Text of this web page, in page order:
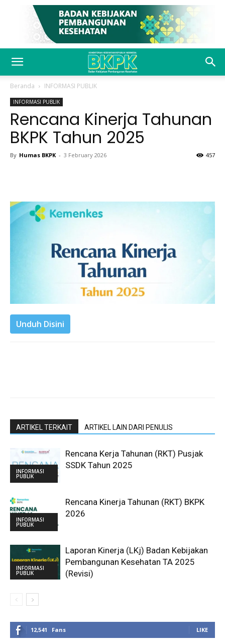
Beranda INFORMASI PUBLIK
INFORMASI PUBLIK
Rencana Kinerja Tahunan
BKPK Tahun 2025
By Humas BKPK - 3 February 2026 457
Unduh Disini
ARTIKEL TERKAIT ARTIKEL LAIN DARI PENULIS
INFORMASI
PUBLIK
Rencana Kerja Tahunan (RKT) Pusjak
SSDK Tahun 2025
INFORMASI
PUBLIK
Rencana Kinerja Tahunan (RKT) BKPK
2026
INFORMASI
PUBLIK
Laporan Kinerja (LKj) Badan Kebijakan
Pembangunan Kesehatan TA 2025
(Revisi)
12,541 Fans LIKE